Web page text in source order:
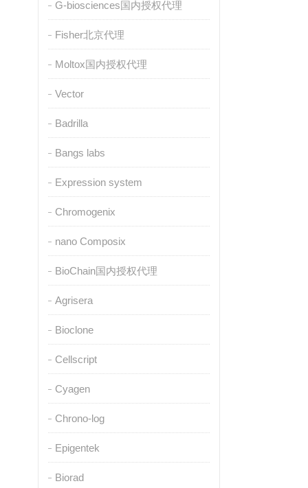
G-biosciences国内授权代理
Fisher北京代理
Moltox国内授权代理
Vector
Badrilla
Bangs labs
Expression system
Chromogenix
nano Composix
BioChain国内授权代理
Agrisera
Bioclone
Cellscript
Cyagen
Chrono-log
Epigentek
Biorad